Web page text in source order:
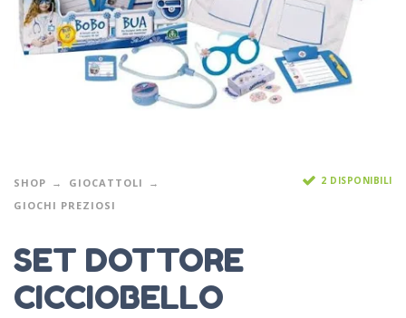
SHOP
GIOCATTOLI
GIOCHI PREZIOSI
2 DISPONIBILI
SET DOTTORE
CICCIOBELLO